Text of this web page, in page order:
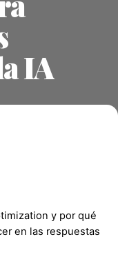
IA
y por qué
en las respuestas